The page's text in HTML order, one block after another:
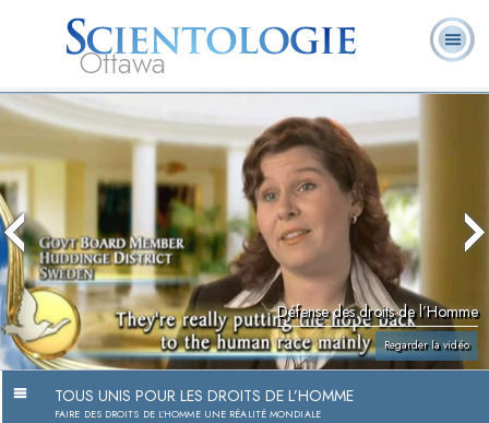
Ottawa
L. Ron Hubbard
Scientologie ?
volontaires
Défense des droits de l’Homme
Regarder la vidéo
TOUS UNIS POUR LES DROITS DE L’HOMME
FAIRE DES DROITS DE L’HOMME UNE RÉALITÉ MONDIALE